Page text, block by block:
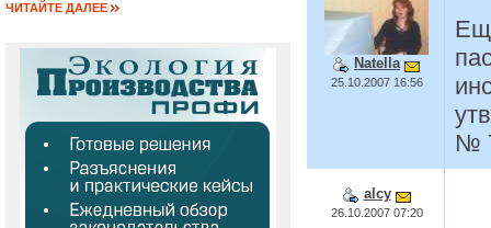
ЧИТАЙТЕ ДАЛЕЕ
Natella
25.10.2007 16:56
№
alcy
26.10.2007 07:20